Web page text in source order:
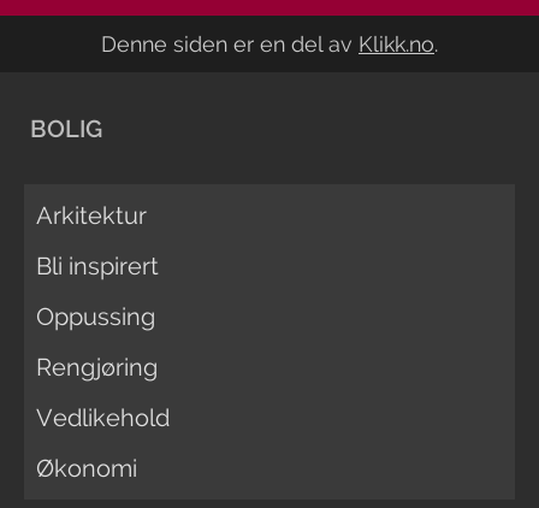
Denne siden er en del av Klikk.no.
BOLIG
Arkitektur
Bli inspirert
Oppussing
Rengjøring
Vedlikehold
Økonomi